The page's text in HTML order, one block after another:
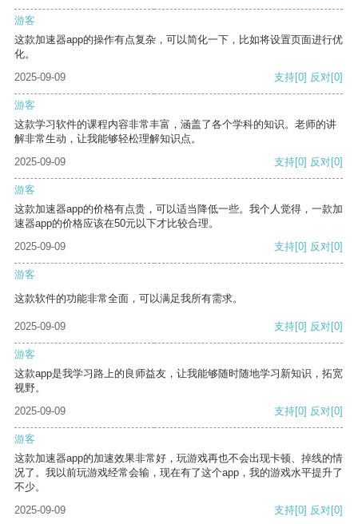
游客
这款加速器app的操作有点复杂，可以简化一下，比如将设置页面进行优
化。
2025-09-09
支持[0] 反对[0]
游客
这款学习软件的课程内容非常丰富，涵盖了各个学科的知识。老师的讲
解非常生动，让我能够轻松理解知识点。
2025-09-09
支持[0] 反对[0]
游客
这款加速器app的价格有点贵，可以适当降低一些。我个人觉得，一款加
速器app的价格应该在50元以下才比较合理。
2025-09-09
支持[0] 反对[0]
游客
这款软件的功能非常全面，可以满足我所有需求。
2025-09-09 支持[0] 反对[0]
游客
这款app是我学习路上的良师益友，让我能够随时随地学习新知识，拓宽
视野。
2025-09-09
支持[0] 反对[0]
游客
这款加速器app的加速效果非常好，玩游戏再也不会出现卡顿、掉线的情
况了。我以前玩游戏经常会输，现在有了这个app，我的游戏水平提升了
不少。
2025-09-09
支持[0] 反对[0]